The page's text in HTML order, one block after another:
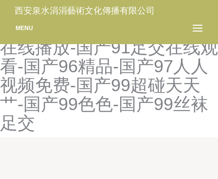
国产91性交二区大片-国产
91页-国产91在线播-国产91
在线播放-国产91足交在线观
看-国产96精品-国产97人人
视频免费-国产99超碰天天
艹-国产99色色-国产99丝袜
足交
西安泉水涓涓藝術文化傳播有限公司
MENU